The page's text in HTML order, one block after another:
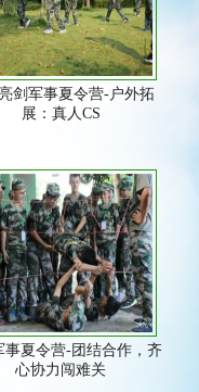
剑军事夏令营-户外拓
展：真人CS
事夏令营-团结合作，齐
心协力闯难关